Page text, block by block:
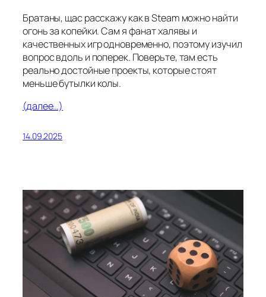
Братаны, щас расскажу как в Steam можно найти
огонь за копейки. Сам я фанат халявы и
качественных игр одновременно, поэтому изучил
вопрос вдоль и поперек. Поверьте, там есть
реально достойные проекты, которые стоят
меньше бутылки колы.
(далее…)
14.09.2025